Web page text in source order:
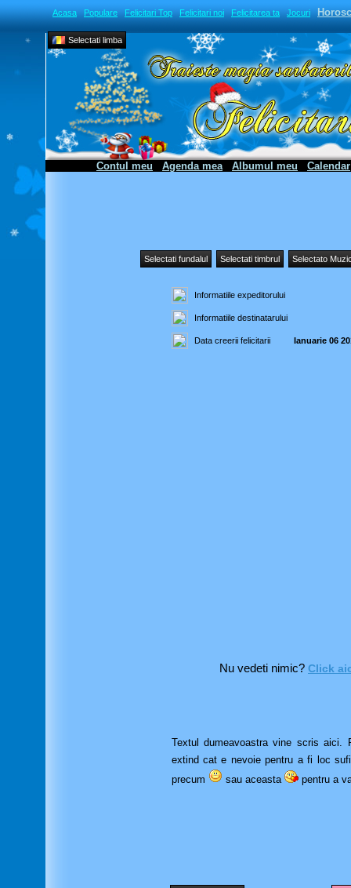
Acasa Populare Felicitari Top Felicitari noi Felicitarea ta Jocuri
Selectati limba
Contul meu Agenda mea Albumul meu Calendar
Selectati fundalul Selectati timbrul Selectato
Informatiile expeditorului
Informatiile destinatarului
Data creerii felicitarii Ianuarie 06
Nu vedeti nimic? Click
Textul dumeavoastra vine scris aici.
extind cat e nevoie pentru a fi loc
precum
sau aceasta pentru a